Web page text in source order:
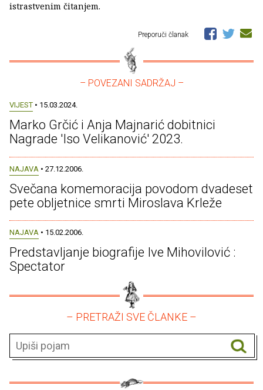
istrastvenim čitanjem.
Preporuči članak
– POVEZANI SADRŽAJ –
VIJEST • 15.03.2024.
Marko Grčić i Anja Majnarić dobitnici
Nagrade 'Iso Velikanović' 2023.
NAJAVA • 27.12.2006.
Svečana komemoracija povodom dvadeset
pete obljetnice smrti Miroslava Krleže
NAJAVA • 15.02.2006.
Predstavljanje biografije Ive Mihovilović :
Spectator
– PRETRAŽI SVE ČLANKE –